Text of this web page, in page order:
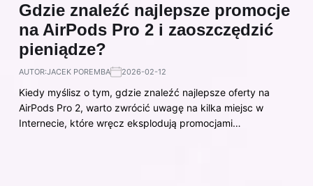
Gdzie znaleźć najlepsze promocje
na AirPods Pro 2 i zaoszczędzić
pieniądze?
AUTOR:JACEK POREMBA 2026-02-12
Kiedy myślisz o tym, gdzie znaleźć najlepsze oferty na
AirPods Pro 2, warto zwrócić uwagę na kilka miejsc w
Internecie, które wręcz eksplodują promocjami…